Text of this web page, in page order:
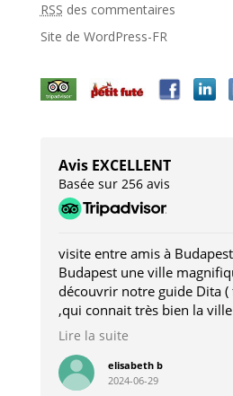
RSS des commentaires
Site de WordPress-FR
Avis EXCELLENT
Basée sur 256 avis
visite entre amis à Budapest
Budapest une ville
découvrir notre guide Dita
,qui connait très bien la
qui nous a permis d'accéder
pour les restaurants . A la
nous étions plus avec une
Lire la suite
elisabeth b
2024-06-29